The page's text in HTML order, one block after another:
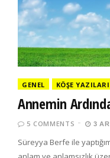
GENEL KÖŞE YAZILARI
Annemin
5 COMMENTS 3
Süreyya Berfe ile